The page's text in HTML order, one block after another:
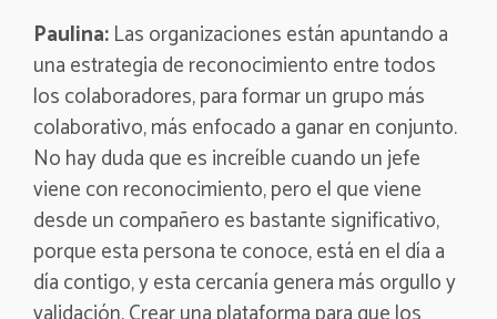
Paulina:Las organizaciones están apuntando a
una estrategia de reconocimiento entre todos
los colaboradores, para formar un grupo más
colaborativo, más enfocado a ganar en conjunto.
No hay duda que es increíble cuando un jefe
viene con reconocimiento, pero el que viene
desde un compañero es bastante significativo,
porque esta persona te conoce, está en el día a
día contigo, y esta cercanía genera más orgullo y